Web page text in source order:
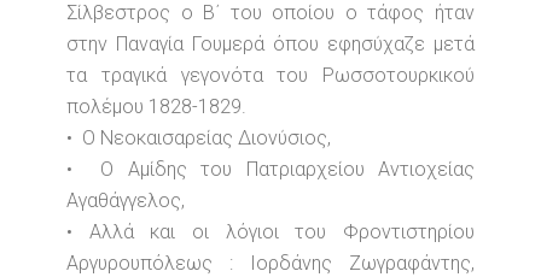
Σίλβεστρος ο Β΄ του οποίου ο τάφος ήταν
στην Παναγία Γουμερά όπου εφησύχαζε μετά
τα τραγικά γεγονότα του Ρωσσοτουρκικού
πολέμου 1828-1829.
• Ο Νεοκαισαρείας Διονύσιος,
• Ο Αμίδης του Πατριαρχείου Αντιοχείας
Αγαθάγγελος,
• Αλλά και οι λόγιοι του Φροντιστηρίου
Αργυρουπόλεως : Ιορδάνης Ζωγραφάντης,